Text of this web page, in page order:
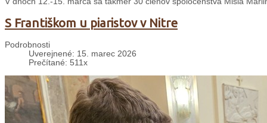
S Františkom u piaristov v Nitre
Podrobnosti
Uverejnené: 15. marec 2026
Prečítané: 511x